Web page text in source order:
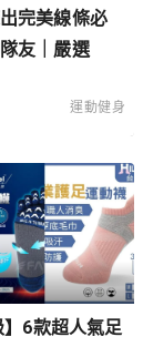
完美線條必
友｜嚴選
運動健身
6款超人氣足